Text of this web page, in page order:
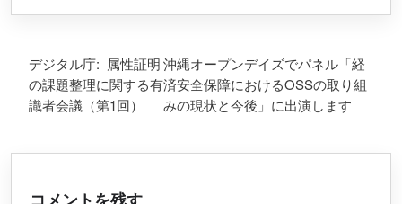
投稿ナビゲーション
デジタル庁: 属性証明
の課題整理に関する有
識者会議（第1回）
沖縄オープンデイズでパネル「経
済安全保障におけるOSSの取り組
みの現状と今後」に出演します
コメントを残す